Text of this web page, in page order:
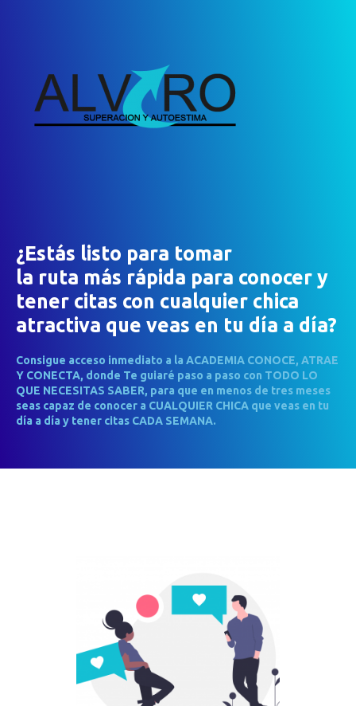
¿Estás listo para tomar
la ruta más rápida para conocer y
tener citas con cualquier chica
atractiva que veas en tu día a día?
Consigue acceso inmediato a la ACADEMIA CONOCE, ATRAE
Y CONECTA, donde Te guiaré paso a paso con TODO LO
QUE NECESITAS SABER, para que en menos de tres meses
seas capaz de conocer a CUALQUIER CHICA que veas en tu
día a día y tener citas CADA SEMANA.